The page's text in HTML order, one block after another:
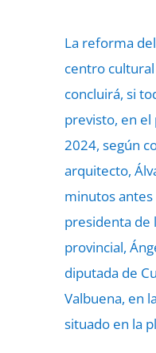
La reforma
centro
concluirá, si
previsto, en
2024, según
arquitecto,
minutos antes
presidenta de
provincial,
diputada de
Valbuena, en
situado en la